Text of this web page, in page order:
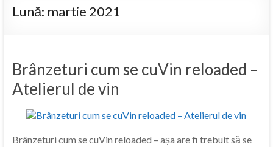
Lună: martie 2021
Brânzeturi cum se cuVin reloaded –
Atelierul de vin
Brânzeturi cum se cuVin reloaded – așa are fi trebuit să se